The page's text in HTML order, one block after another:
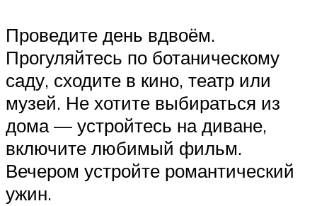
Проведите день вдвоём.
Прогуляйтесь по ботаническому
саду, сходите в кино, театр или
музей. Не хотите выбираться из
дома — устройтесь на диване,
включите любимый фильм.
Вечером устройте романтический
ужин.